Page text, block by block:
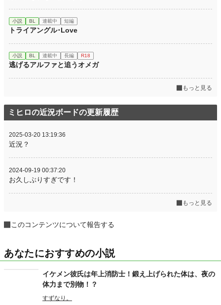
小説 BL 連載中 短編
トライアングル･Love
小説 BL 連載中 長編 R18
逃げるアルファと追うオメガ
もっと見る
ミヒロの近況ボードの更新履歴
2025-03-20 13:19:36
近況？
2024-09-19 00:37:20
お久しぶりすぎです！
もっと見る
このコンテンツについて報告する
あなたにおすすめの小説
イケメン彼氏は年上消防士！鍛え上げられた体は、夜の
体力まで別物！？
すずなり。